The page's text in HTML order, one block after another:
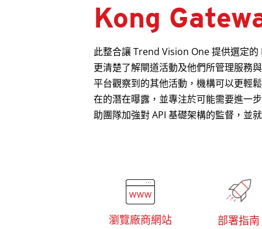
Kong
此整合讓 Trend Vision One 提供選定
更清楚了解閘道活動及他們所管理服務
平台觀察到的其他活動，機構可以更輕
在的潛在曝露，並專注於可能需要進一
助團隊加強對 API 基礎架構的監督，並
瀏覽廠商網站 部署指南